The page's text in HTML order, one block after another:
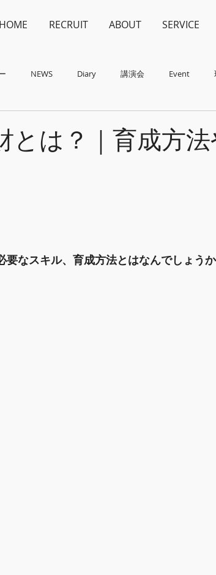
HOME RECRUIT ABOUT SERVICE
NEWS Diary 講演会 Event
とは？｜育成方
要なスキル、育成方法とはなんでしょう